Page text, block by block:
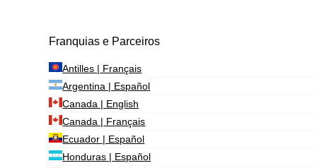
Franquias e Parceiros
Antilles | Français
Argentina | Español
Canada | English
Canada | Français
Ecuador | Español
Honduras | Español